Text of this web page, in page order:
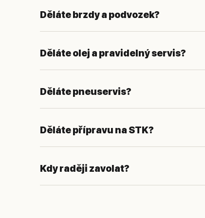
Děláte brzdy a podvozek?
Děláte olej a pravidelný servis?
Děláte pneuservis?
Děláte přípravu na STK?
Kdy raději zavolat?